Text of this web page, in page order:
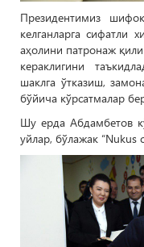
Президентимиз
келганларга сифатли
аҳолини патронаж
кераклигини
шаклга ўтказиш,
бўйича кўрсатмалар
Шу ерда Абдамбетов
уйлар, бўлажак “Nukus